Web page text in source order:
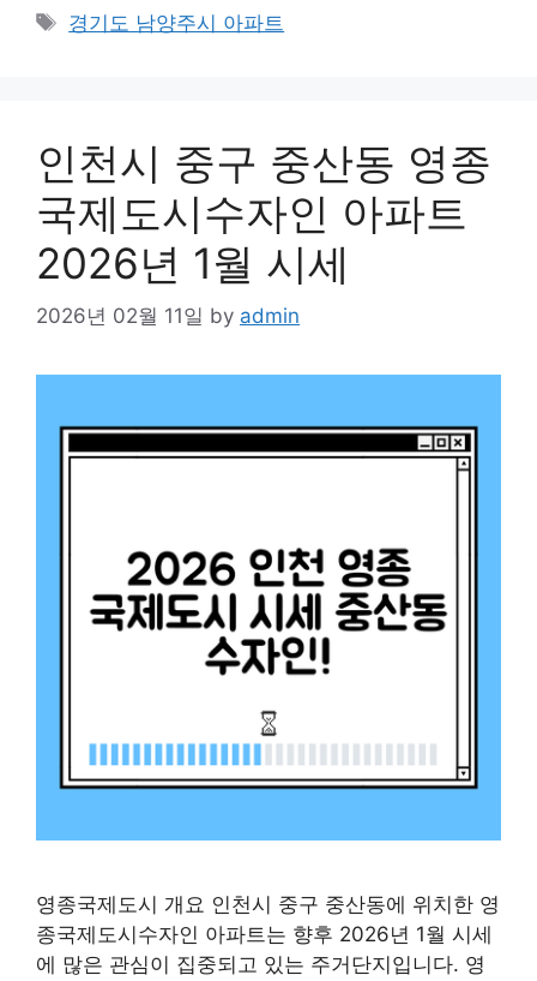
Tags
경기도 남양주시 아파트
인천시 중구 중산동 영종
국제도시수자인 아파트
2026년 1월 시세
2026년 02월 11일 by admin
영종국제도시 개요 인천시 중구 중산동에 위치한 영
종국제도시수자인 아파트는 향후 2026년 1월 시세
에 많은 관심이 집중되고 있는 주거단지입니다. 영